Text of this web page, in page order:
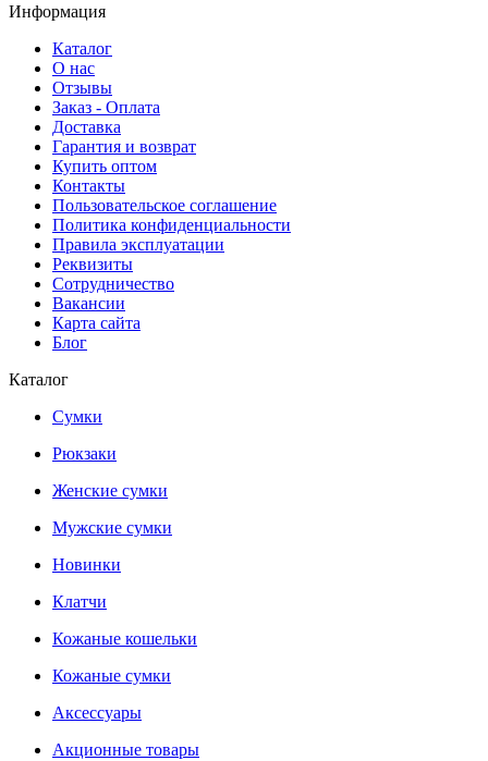
Информация
Каталог
О нас
Отзывы
Заказ - Оплата
Доставка
Гарантия и возврат
Купить оптом
Контакты
Пользовательское соглашение
Политика конфиденциальности
Правила эксплуатации
Реквизиты
Сотрудничество
Вакансии
Карта сайта
Блог
Каталог
Сумки
Рюкзаки
Женские сумки
Мужские сумки
Новинки
Клатчи
Кожаные кошельки
Кожаные сумки
Аксессуары
Акционные товары